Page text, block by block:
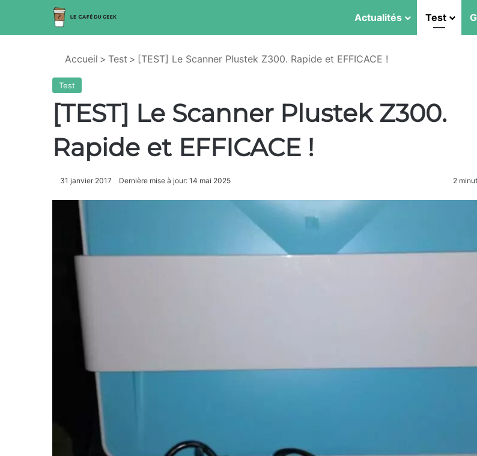
Actualités Test
Accueil > Test > [TEST] Le Scanner Plustek Z300. Rapide et EFFICACE !
Test
[TEST] Le Scanner Plustek Z300.
Rapide et EFFICACE !
31 janvier 2017 Dernière mise à jour: 14 mai 2025 2